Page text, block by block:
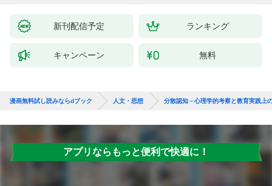
新刊配信予定 ランキング
キャンペーン 無料
漫画無料試し読みならdブック 人文・思想 分散認知－心理学的考察と教育実践上
アプリならもっと便利で快適に！